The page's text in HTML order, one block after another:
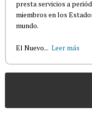
presta servicios a
miembros en los
mundo.
El Nuevo... Leer más